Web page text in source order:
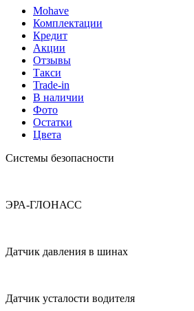
Mohave
Комплектации
Кредит
Акции
Отзывы
Такси
Trade-in
В наличии
Фото
Остатки
Цвета
Системы безопасности
ЭРА-ГЛОНАСС
Датчик давления в шинах
Датчик усталости водителя